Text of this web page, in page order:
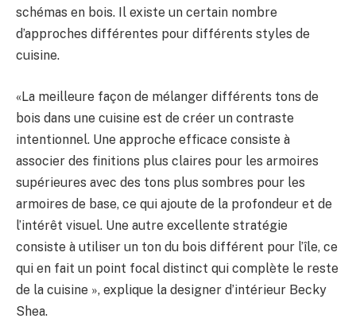
schémas en bois. Il existe un certain nombre
d’approches différentes pour différents styles de
cuisine.
«La meilleure façon de mélanger différents tons de
bois dans une cuisine est de créer un contraste
intentionnel. Une approche efficace consiste à
associer des finitions plus claires pour les armoires
supérieures avec des tons plus sombres pour les
armoires de base, ce qui ajoute de la profondeur et de
l’intérêt visuel. Une autre excellente stratégie
consiste à utiliser un ton du bois différent pour l’île, ce
qui en fait un point focal distinct qui complète le reste
de la cuisine », explique la designer d’intérieur Becky
Shea.